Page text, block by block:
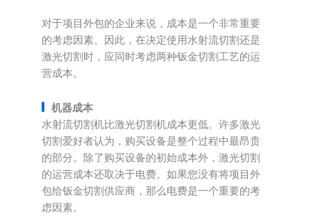
对于项目外包的企业来说，成本是一个非常重要
的考虑因素。因此，在决定使用水射流切割还是
激光切割时，应同时考虑两种钣金切割工艺的运
营成本。
机器成本
水射流切割机比激光切割机成本更低。许多激光
切割爱好者认为，购买设备是整个过程中最昂贵
的部分。除了购买设备的初始成本外，激光切割
的运营成本还取决于电费。如果您没有将项目外
包给钣金切割供应商，那么电费是一个重要的考
虑因素。